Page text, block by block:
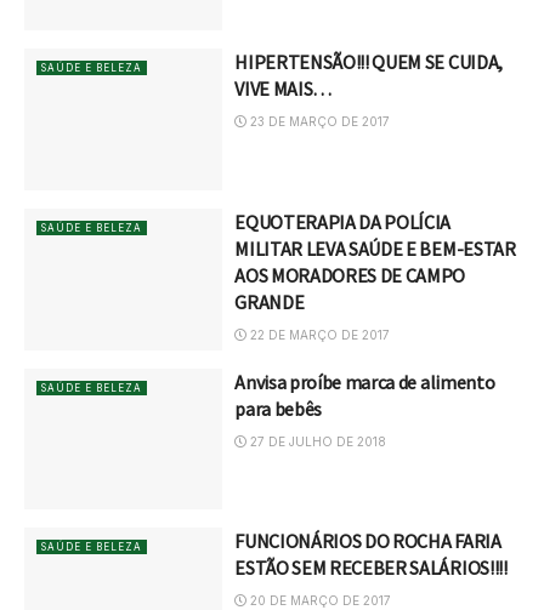
SAÚDE E BELEZA
HIPERTENSÃO!!! QUEM SE CUIDA,
VIVE MAIS…
23 DE MARÇO DE 2017
SAÚDE E BELEZA
EQUOTERAPIA DA POLÍCIA
MILITAR LEVA SAÚDE E BEM-ESTAR
AOS MORADORES DE CAMPO
GRANDE
22 DE MARÇO DE 2017
SAÚDE E BELEZA
Anvisa proíbe marca de alimento
para bebês
27 DE JULHO DE 2018
SAÚDE E BELEZA
FUNCIONÁRIOS DO ROCHA FARIA
ESTÃO SEM RECEBER SALÁRIOS!!!!
20 DE MARÇO DE 2017